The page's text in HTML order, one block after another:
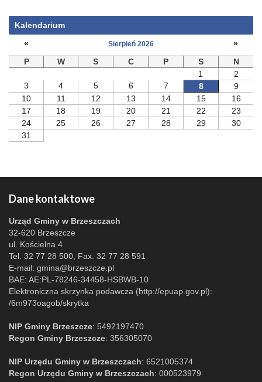
Kalendarium
«
Sierpień 2026
»
P
W S C P S
N
1
2
3
4 5 6 7 8
9
10
11 12 13 14 15
16
17
18 19 20 21 22
23
24
25 26 27 28 29
30
31
Dane kontaktowe
Urząd Gminy w Brzeszczach
32-620 Brzeszcze
ul. Kościelna 4
Tel. 32 77 28 500, Fax. 32 77 28 591
E-mail: gmina@brzeszcze.pl
BAE: AE:PL-78246-34458-HSBWB-10
Elektroniczna skrzynka podawcza (http://epuap.gov.pl):
/6m973oagob/skrytka
NIP Gminy Brzeszcze: 5492197470
Regon Gminy Brzeszcze: 356305070
NIP Urzędu Gminy w Brzeszczach: 6521005374
Regon Urzędu Gminy w Brzeszczach: 000523979